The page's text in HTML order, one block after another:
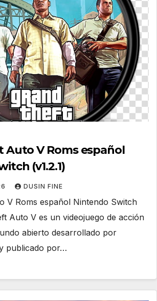
Auto V Roms español
(v1.2.1)
DUSIN FINE
V Roms español Nintendo Switch
Auto V es un videojuego de acción
abierto desarrollado por
publicado por…